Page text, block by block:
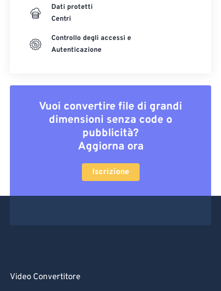
Dati protetti
Centri
Controllo degli accessi e
Autenticazione
Vuoi convertire file di grandi
dimensioni senza code o
pubblicità?
Aggiorna ora
Iscrizione
Video Convertitore